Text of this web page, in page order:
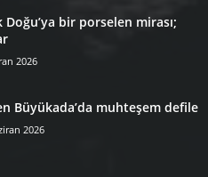
Doğu’ya bir porselen mirası;
2026
Büyükada’da muhteşem defile
2026